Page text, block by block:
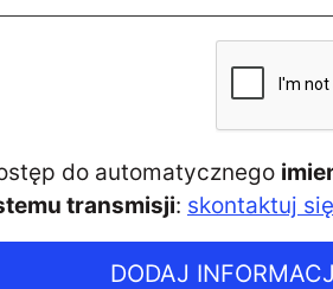
do automatycznego
transmisji: skontaktuj
DODAJ